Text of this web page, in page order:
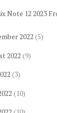
Note 12 2023
2022 (5)
2022 (9)
(3)
(10)